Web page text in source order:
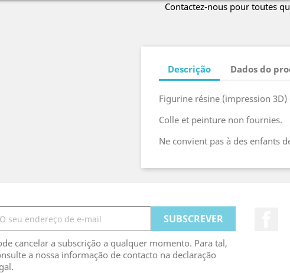
Contactez-nous pour toutes
Descrição Dados do
Figurine résine (impression
Colle et peinture non fournies.
Ne convient pas à des enfants
cancelar a subscrição a qualquer momento. Para tal,
a nossa informação de contacto na declaração